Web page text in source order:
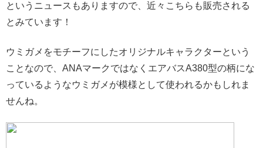
というニュースもありますので、近々こちらも販売される
とみています！
ウミガメをモチーフにしたオリジナルキャラクターという
ことなので、ANAマークではなくエアバスA380型の柄にな
っているようなウミガメが模様として使われるかもしれま
せんね。